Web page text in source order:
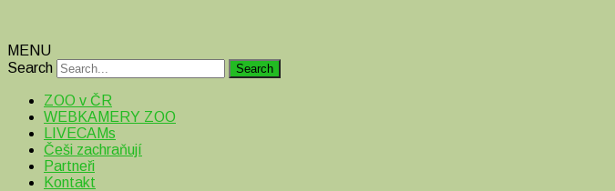
MENU
Search
ZOO v ČR
WEBKAMERY ZOO
LIVECAMs
Češi zachraňují
Partneři
Kontakt